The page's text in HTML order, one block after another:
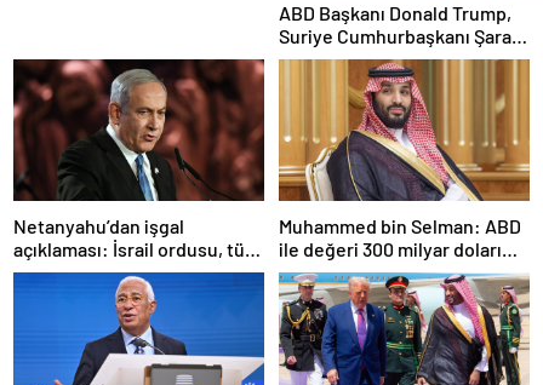
ABD Başkanı Donald Trump,
Suriye Cumhurbaşkanı Şara
ile görüşecek
Netanyahu’dan işgal
açıklaması: İsrail ordusu, tüm
gücüyle Gazze’ye girecek
Muhammed bin Selman: ABD
ile değeri 300 milyar doları
aşan anlaşmalar imzaladık